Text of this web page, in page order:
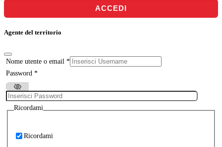
ACCEDI
Agente del territorio
Nome utente o email *
Password *
Ricordami
Ricordami